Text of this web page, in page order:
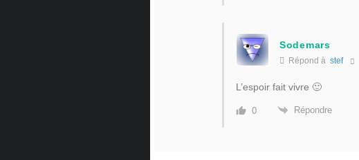
Sodemars
Répond à stef
L’espoir fait vivre 🙂
0 Répondre